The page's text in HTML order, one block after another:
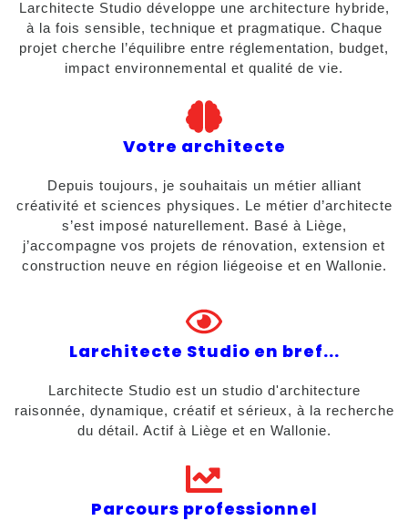
Larchitecte Studio développe une architecture hybride,
à la fois sensible, technique et pragmatique. Chaque
projet cherche l’équilibre entre réglementation, budget,
impact environnemental et qualité de vie.
Votre architecte
Depuis toujours, je souhaitais un métier alliant
créativité et sciences physiques. Le métier d’architecte
s’est imposé naturellement. Basé à Liège,
j’accompagne vos projets de rénovation, extension et
construction neuve en région liégeoise et en Wallonie.
Larchitecte Studio en bref...
Larchitecte Studio est un studio d'architecture
raisonnée, dynamique, créatif et sérieux, à la recherche
du détail. Actif à Liège et en Wallonie.
Parcours professionnel